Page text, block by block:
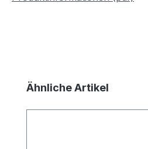
Produktgalerie überspringen
Ähnliche Artikel